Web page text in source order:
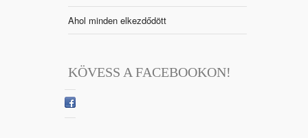
Ahol minden elkezdődött
KÖVESS A FACEBOOKON!